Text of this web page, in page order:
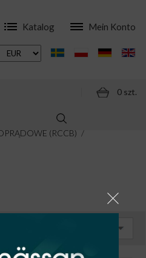
Katalog Mein Konto
0 szt.
SCHALTGERÄTE
(RCCB)